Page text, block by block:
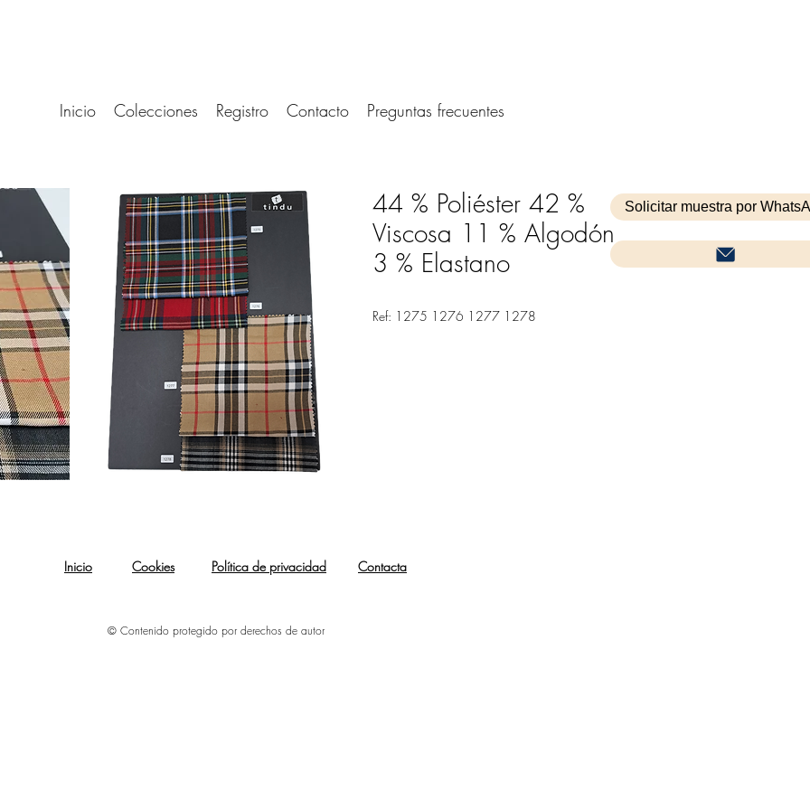
Inicio Colecciones Registro Contacto Preguntas frecuentes
44 % Poliéster 42 %
Viscosa 11 % Algodón
3 % Elastano
Ref: 1275 1276 1277 1278
Solicitar muestra por
Inicio Cookies Política de privacidad Contacta
© Contenido protegido por derechos de autor